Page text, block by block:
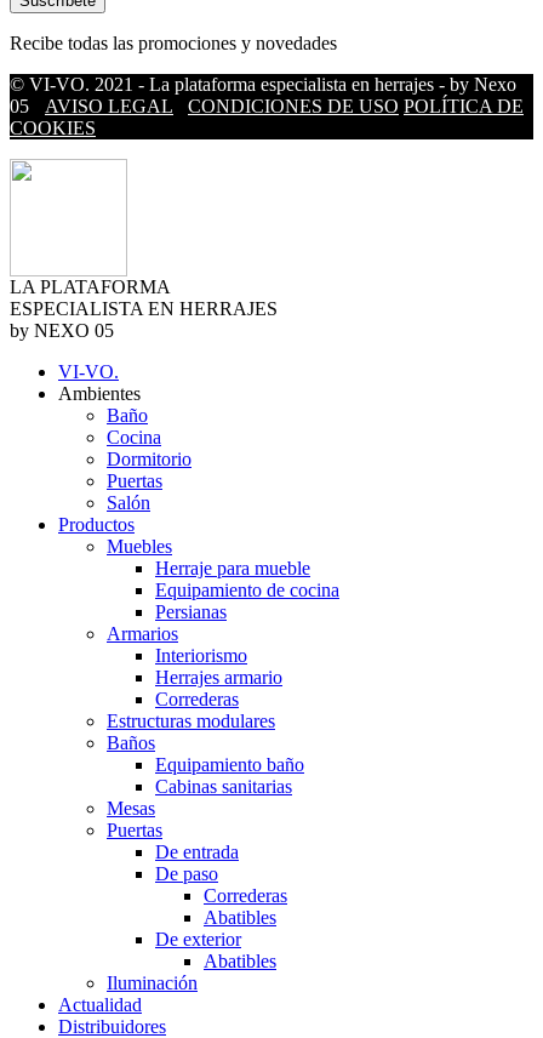
Recibe todas las promociones y novedades
© VI-VO. 2021 - La plataforma especialista en herrajes - by Nexo
05
AVISO LEGAL CONDICIONES DE USO POLÍTICA DE
COOKIES
LA PLATAFORMA
ESPECIALISTA EN HERRAJES
by NEXO 05
VI-VO.
Ambientes
Baño
Cocina
Dormitorio
Puertas
Salón
Productos
Muebles
Herraje para mueble
Equipamiento de cocina
Persianas
Armarios
Interiorismo
Herrajes armario
Correderas
Estructuras modulares
Baños
Equipamiento baño
Cabinas sanitarias
Mesas
Puertas
De entrada
De paso
Correderas
Abatibles
De exterior
Abatibles
Iluminación
Actualidad
Distribuidores